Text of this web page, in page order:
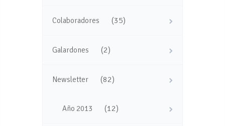
Colaboradores (35)
Galardones (2)
Newsletter (82)
Año 2013 (12)